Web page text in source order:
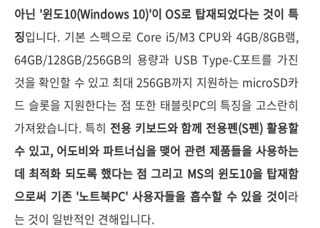
아닌 '윈도10(Windows 10)'이 OS로 탑재되었다는 것이 특
징입니다. 기본 스펙으로 Core i5/M3 CPU와 4GB/8GB램,
64GB/128GB/256GB의 용량과 USB Type-C포트를 가진
것을 확인할 수 있고 최대 256GB까지 지원하는 microSD카
드 슬롯을 지원한다는 점 또한 태블릿PC의 특징을 고스란히
가져왔습니다. 특히 전용 키보드와 함께 전용펜(S펜) 활용할
수 있고, 어도비와 파트너십을 맺어 관련 제품들을 사용하는
데 최적화 되도록 했다는 점 그리고 MS의 윈도10을 탑재함
으로써 기존 '노트북PC' 사용자들을 흡수할 수 있을 것이라
는 것이 일반적인 견해입니다.